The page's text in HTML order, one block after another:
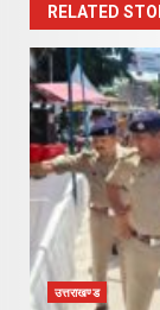
RELATED
उत्तराखण्ड